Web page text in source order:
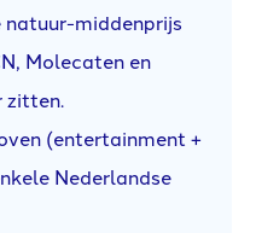
natuur-middenprijs
Molecaten en
zitten.
(entertainment +
Nederlandse